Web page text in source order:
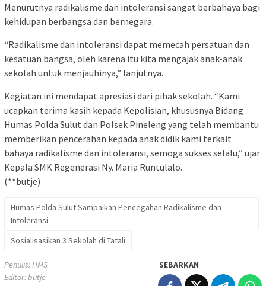
Menurutnya radikalisme dan intoleransi sangat berbahaya bagi
kehidupan berbangsa dan bernegara.
“Radikalisme dan intoleransi dapat memecah persatuan dan
kesatuan bangsa, oleh karena itu kita mengajak anak-anak
sekolah untuk menjauhinya,” lanjutnya.
Kegiatan ini mendapat apresiasi dari pihak sekolah. “Kami
ucapkan terima kasih kepada Kepolisian, khususnya Bidang
Humas Polda Sulut dan Polsek Pineleng yang telah membantu
memberikan pencerahan kepada anak didik kami terkait
bahaya radikalisme dan intoleransi, semoga sukses selalu,” ujar
Kepala SMK Regenerasi Ny. Maria Runtulalo.
(**butje)
Humas Polda Sulut Sampaikan Pencegahan Radikalisme dan
Intoleransi
Sosialisasikan 3 Sekolah di Tatali
Penulis: HMS
Editor: butje
SEBARKAN